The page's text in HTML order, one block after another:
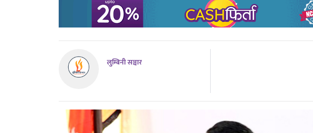
लुम्बिनी सञ्चार